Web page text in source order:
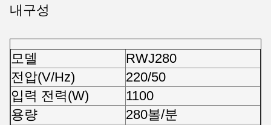
내구성
모델
RWJ280
전압(V/Hz)
220/50
입력 전력(W)
1100
용량
280볼/분